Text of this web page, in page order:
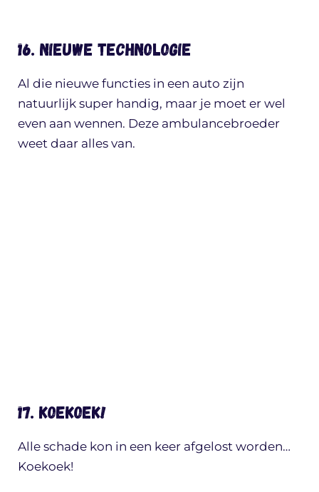
16. Nieuwe technologie
Al die nieuwe functies in een auto zijn
natuurlijk super handig, maar je moet er wel
even aan wennen. Deze ambulancebroeder
weet daar alles van.
17. Koekoek!
Alle schade kon in een keer afgelost worden…
Koekoek!